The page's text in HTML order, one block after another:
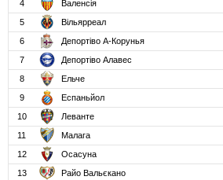
4
Валенсія
5
Вільярреал
6
Депортіво А-Корунья
7
Депортіво Алавес
8
Ельче
9
Еспаньйол
10
Леванте
11
Малага
12
Осасуна
13
Райо Вальєкано